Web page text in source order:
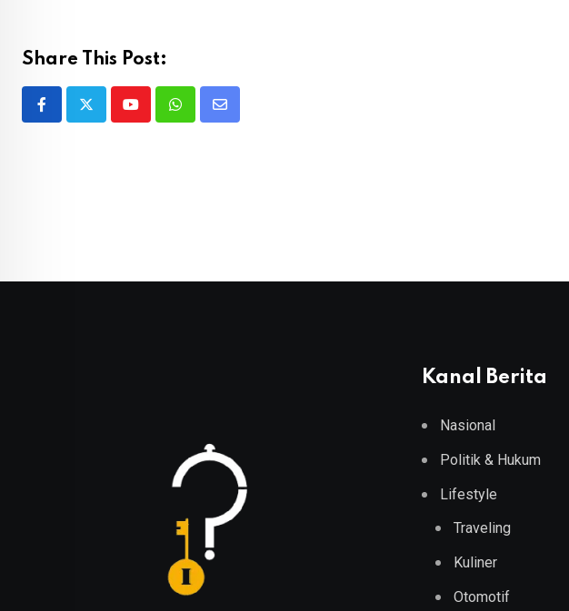
Share This Post:
YoutubeWhatsappShare
Kanal Berita
Nasional
Politik & Hukum
Lifestyle
Traveling
Kuliner
Otomotif